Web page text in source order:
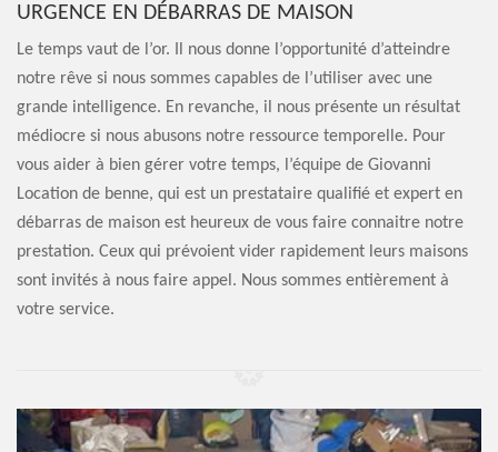
URGENCE EN DÉBARRAS DE MAISON
Le temps vaut de l’or. Il nous donne l’opportunité d’atteindre
notre rêve si nous sommes capables de l’utiliser avec une
grande intelligence. En revanche, il nous présente un résultat
médiocre si nous abusons notre ressource temporelle. Pour
vous aider à bien gérer votre temps, l’équipe de Giovanni
Location de benne, qui est un prestataire qualifié et expert en
débarras de maison est heureux de vous faire connaitre notre
prestation. Ceux qui prévoient vider rapidement leurs maisons
sont invités à nous faire appel. Nous sommes entièrement à
votre service.